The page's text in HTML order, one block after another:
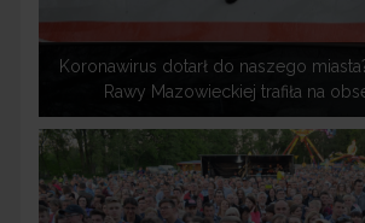
Koronawirus dotarł do naszego
Rawy Mazowieckiej trafiła na